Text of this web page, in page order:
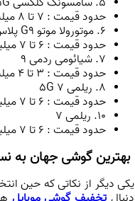
حدود قیمت : ۷ تا ۸ میلیون تومان
۶. موتورولا موتو G9 پلاس
حدود قیمت : ۶ تا ۷ میلیون تومان
۷. شیائومی ردمی ۹
حدود قیمت : ۳ تا ۴ میلیون تومان
۸. ریلمی ۷ ۵G
حدود قیمت : ۶ تا ۷ میلیون تومان
۱۰. ریلمی ۷
حدود قیمت : ۶ تا ۷ میلیون تومان
بهترین گوشی جهان به
یکی دیگر از نکاتی که حین
دنبالتخفیف گوشی موبایل